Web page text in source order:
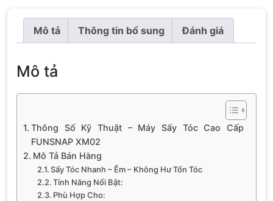
Mô tả Thông tin bổ sung Đánh giá
Mô tả
Thông Số Kỹ Thuật – Máy Sấy Tóc Cao Cấp
FUNSNAP XM02
Mô Tả Bán Hàng
Sấy Tóc Nhanh – Êm – Không Hư Tổn Tóc
Tính Năng Nổi Bật:
Phù Hợp Cho: